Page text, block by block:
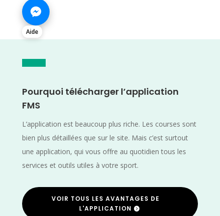
Aide
Pourquoi télécharger l’application
FMS
L’application est beaucoup plus riche. Les courses sont
bien plus détaillées que sur le site. Mais c’est surtout
une application, qui vous offre au quotidien tous les
services et outils utiles à votre sport.
VOIR TOUS LES AVANTAGES DE
L'APPLICATION